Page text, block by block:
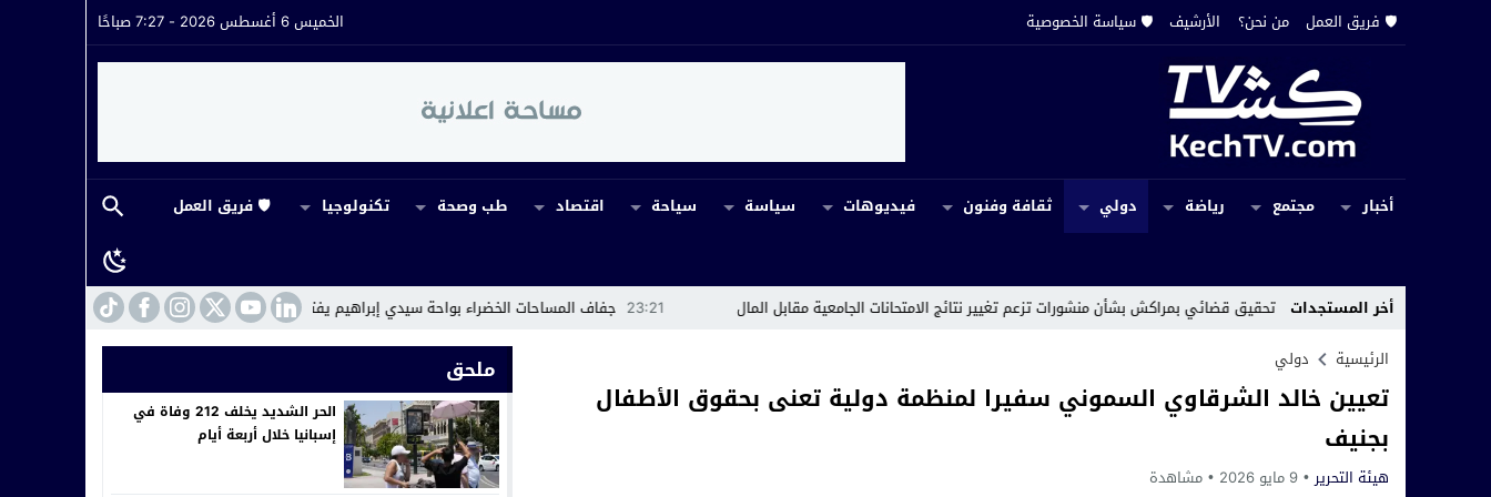
🛡️ فريق العمل من نحن؟ الأرشيف 🛡️ سياسة الخصوصية الخميس 6 أغسطس 2026 - 7:27 صباحًا
أخبار مجتمع رياضة دولي ثقافة وفنون فيديوهات سياسة سياحة اقتصاد طب وصحة تكنولوجيا 🛡️ فريق العمل
أخر المستجدات 23:21 جفاف المساحات الخضراء بواحة سيدي إبراهيم يفتح ملف استغلال بئر الجماعة 22:13 جمعيات المجتمع المدني
شكاية تقود إلى تحقيق قضائي بمراكش بشأن منشورات تزعم تغيير نتائج الامتحانات الجامعية مقابل المال
الرئيسية
دولي
تعيين خالد الشرقاوي السموني سفيرا لمنظمة دولية تعنى بحقوق الأطفال
بجنيف
هيئة التحرير 9 مايو 2026 مشاهدة
ملحق
الحر الشديد يخلف 212 وفاة في
إسبانيا خلال أربعة أيام